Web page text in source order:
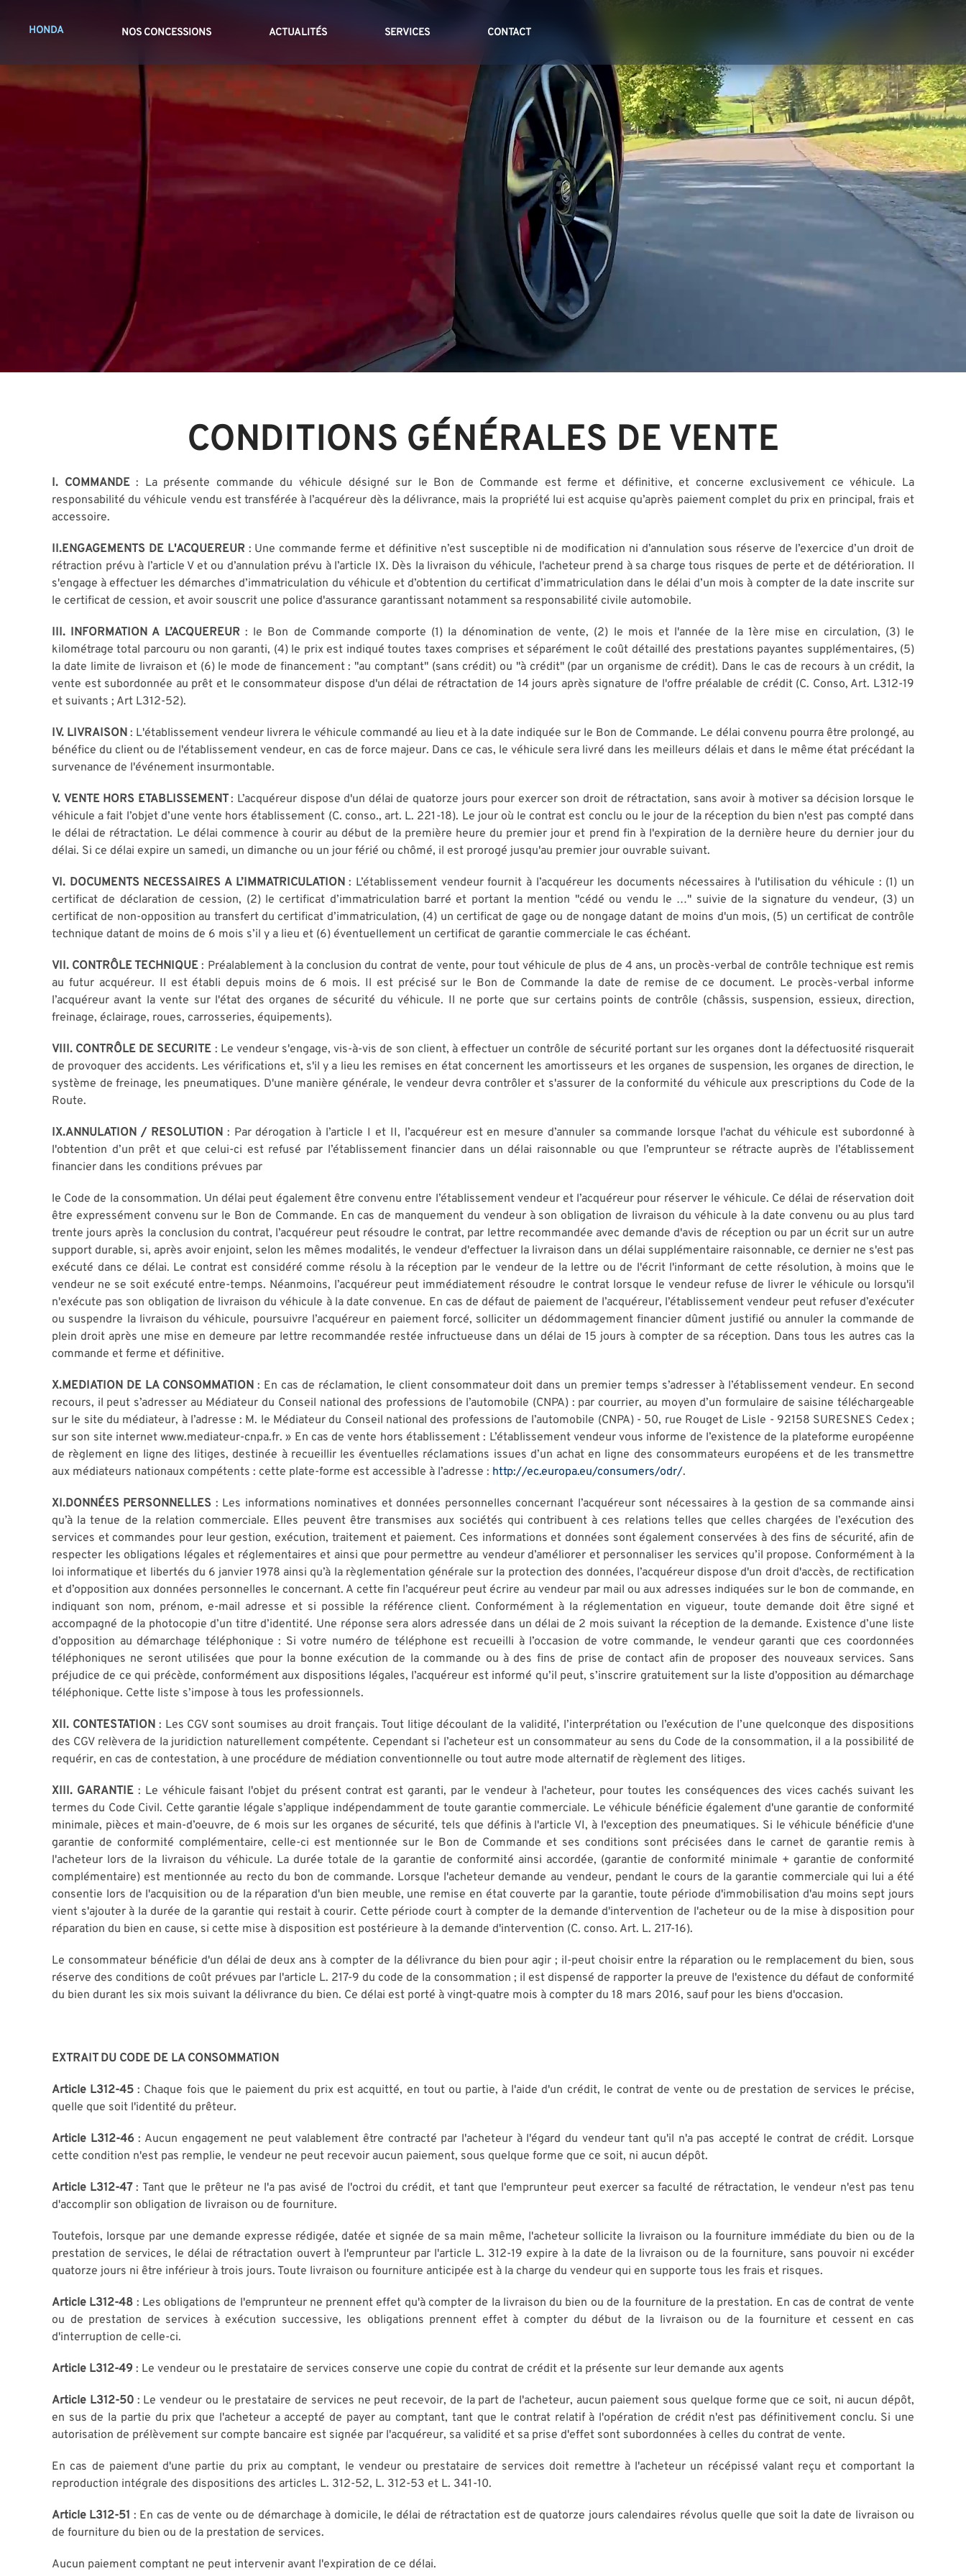
HONDA NOS CONCESSIONS ACTUALITÉS SERVICES CONTACT
CONDITIONS GÉNÉRALES DE VENTE
I. COMMANDE: La présente commande du véhicule désigné sur le Bon de Commande est ferme et définitive, et concerne exclusivement ce véhicule. La
responsabilité du véhicule vendu est transférée à l’acquéreur dès la délivrance, mais la propriété lui est acquise qu’après paiement complet du prix en principal, frais et
accessoire.
II.ENGAGEMENTS DE L'ACQUEREUR : Une commande ferme et définitive n’est susceptible ni de modification ni d’annulation sous réserve de l’exercice d’un droit de
rétraction prévu à l’article V et ou d’annulation prévu à l’article IX. Dès la livraison du véhicule, l'acheteur prend à sa charge tous risques de perte et de détérioration. Il
s'engage à effectuer les démarches d’immatriculation du véhicule et d’obtention du certificat d’immatriculation dans le délai d’un mois à compter de la date inscrite sur
le certificat de cession, et avoir souscrit une police d'assurance garantissant notamment sa responsabilité civile automobile.
III. INFORMATION A L’ACQUEREUR : le Bon de Commande comporte (1) la dénomination de vente, (2) le mois et l'année de la 1ère mise en circulation, (3) le
kilométrage total parcouru ou non garanti, (4) le prix est indiqué toutes taxes comprises et séparément le coût détaillé des prestations payantes supplémentaires, (5)
la date limite de livraison et (6) le mode de financement : "au comptant" (sans crédit) ou "à crédit" (par un organisme de crédit). Dans le cas de recours à un crédit, la
vente est subordonnée au prêt et le consommateur dispose d'un délai de rétractation de 14 jours après signature de l'offre préalable de crédit (C. Conso, Art. L312-19
et suivants ; Art L312-52).
IV. LIVRAISON : L'établissement vendeur livrera le véhicule commandé au lieu et à la date indiquée sur le Bon de Commande. Le délai convenu pourra être prolongé, au
bénéfice du client ou de l'établissement vendeur, en cas de force majeur. Dans ce cas, le véhicule sera livré dans les meilleurs délais et dans le même état précédant la
survenance de l'événement insurmontable.
V. VENTE HORS ETABLISSEMENT: L’acquéreur dispose d'un délai de quatorze jours pour exercer son droit de rétractation, sans avoir à motiver sa décision lorsque le
véhicule a fait l’objet d’une vente hors établissement (C. conso., art. L. 221-18). Le jour où le contrat est conclu ou le jour de la réception du bien n'est pas compté dans
le délai de rétractation. Le délai commence à courir au début de la première heure du premier jour et prend fin à l'expiration de la dernière heure du dernier jour du
délai. Si ce délai expire un samedi, un dimanche ou un jour férié ou chômé, il est prorogé jusqu'au premier jour ouvrable suivant.
VI. DOCUMENTS NECESSAIRES A L’IMMATRICULATION: L’établissement vendeur fournit à l’acquéreur les documents nécessaires à l'utilisation du véhicule : (1) un
certificat de déclaration de cession, (2) le certificat d’immatriculation barré et portant la mention "cédé ou vendu le …" suivie de la signature du vendeur, (3) un
certificat de non-opposition au transfert du certificat d’immatriculation, (4) un certificat de gage ou de nongage datant de moins d'un mois, (5) un certificat de contrôle
technique datant de moins de 6 mois s’il y a lieu et (6) éventuellement un certificat de garantie commerciale le cas échéant.
VII. CONTRÔLE TECHNIQUE: Préalablement à la conclusion du contrat de vente, pour tout véhicule de plus de 4 ans, un procès-verbal de contrôle technique est remis
au futur acquéreur. Il est établi depuis moins de 6 mois. Il est précisé sur le Bon de Commande la date de remise de ce document. Le procès-verbal informe
l’acquéreur avant la vente sur l'état des organes de sécurité du véhicule. Il ne porte que sur certains points de contrôle (châssis, suspension, essieux, direction,
freinage, éclairage, roues, carrosseries, équipements).
VIII. CONTRÔLE DE SECURITE : Le vendeur s'engage, vis-à-vis de son client, à effectuer un contrôle de sécurité portant sur les organes dont la défectuosité risquerait
de provoquer des accidents. Les vérifications et, s'il y a lieu les remises en état concernent les amortisseurs et les organes de suspension, les organes de direction, le
système de freinage, les pneumatiques. D'une manière générale, le vendeur devra contrôler et s'assurer de la conformité du véhicule aux prescriptions du Code de la
Route.
IX.ANNULATION / RESOLUTION : Par dérogation à l’article I et II, l’acquéreur est en mesure d’annuler sa commande lorsque l'achat du véhicule est subordonné à
l'obtention d’un prêt et que celui-ci est refusé par l’établissement financier dans un délai raisonnable ou que l’emprunteur se rétracte auprès de l’établissement
financier dans les conditions prévues par
le Code de la consommation. Un délai peut également être convenu entre l’établissement vendeur et l’acquéreur pour réserver le véhicule. Ce délai de réservation doit
être expressément convenu sur le Bon de Commande. En cas de manquement du vendeur à son obligation de livraison du véhicule à la date convenu ou au plus tard
trente jours après la conclusion du contrat, l’acquéreur peut résoudre le contrat, par lettre recommandée avec demande d'avis de réception ou par un écrit sur un autre
support durable, si, après avoir enjoint, selon les mêmes modalités, le vendeur d'effectuer la livraison dans un délai supplémentaire raisonnable, ce dernier ne s'est pas
exécuté dans ce délai. Le contrat est considéré comme résolu à la réception par le vendeur de la lettre ou de l'écrit l'informant de cette résolution, à moins que le
vendeur ne se soit exécuté entre-temps. Néanmoins, l’acquéreur peut immédiatement résoudre le contrat lorsque le vendeur refuse de livrer le véhicule ou lorsqu'il
n'exécute pas son obligation de livraison du véhicule à la date convenue. En cas de défaut de paiement de l’acquéreur, l’établissement vendeur peut refuser d’exécuter
ou suspendre la livraison du véhicule, poursuivre l’acquéreur en paiement forcé, solliciter un dédommagement financier dûment justifié ou annuler la commande de
plein droit après une mise en demeure par lettre recommandée restée infructueuse dans un délai de 15 jours à compter de sa réception. Dans tous les autres cas la
commande et ferme et définitive.
X.MEDIATION DE LA CONSOMMATION : En cas de réclamation, le client consommateur doit dans un premier temps s’adresser à l’établissement vendeur. En second
recours, il peut s’adresser au Médiateur du Conseil national des professions de l’automobile (CNPA) : par courrier, au moyen d’un formulaire de saisine téléchargeable
sur le site du médiateur, à l’adresse : M. le Médiateur du Conseil national des professions de l’automobile (CNPA) - 50, rue Rouget de Lisle - 92158 SURESNES Cedex ;
sur son site internet www.mediateur-cnpa.fr. » En cas de vente hors établissement : L’établissement vendeur vous informe de l’existence de la plateforme européenne
de règlement en ligne des litiges, destinée à recueillir les éventuelles réclamations issues d’un achat en ligne des consommateurs européens et de les transmettre
aux médiateurs nationaux compétents : cette plate-forme est accessible à l’adresse : http://ec.europa.eu/consumers/odr/.
XI.DONNÉES PERSONNELLES : Les informations nominatives et données personnelles concernant l’acquéreur sont nécessaires à la gestion de sa commande ainsi
qu’à la tenue de la relation commerciale. Elles peuvent être transmises aux sociétés qui contribuent à ces relations telles que celles chargées de l’exécution des
services et commandes pour leur gestion, exécution, traitement et paiement. Ces informations et données sont également conservées à des fins de sécurité, afin de
respecter les obligations légales et réglementaires et ainsi que pour permettre au vendeur d’améliorer et personnaliser les services qu’il propose. Conformément à la
loi informatique et libertés du 6 janvier 1978 ainsi qu’à la règlementation générale sur la protection des données, l’acquéreur dispose d'un droit d'accès, de rectification
et d’opposition aux données personnelles le concernant. A cette fin l’acquéreur peut écrire au vendeur par mail ou aux adresses indiquées sur le bon de commande, en
indiquant son nom, prénom, e-mail adresse et si possible la référence client. Conformément à la réglementation en vigueur, toute demande doit être signé et
accompagné de la photocopie d’un titre d’identité. Une réponse sera alors adressée dans un délai de 2 mois suivant la réception de la demande. Existence d’une liste
d’opposition au démarchage téléphonique : Si votre numéro de téléphone est recueilli à l’occasion de votre commande, le vendeur garanti que ces coordonnées
téléphoniques ne seront utilisées que pour la bonne exécution de la commande ou à des fins de prise de contact afin de proposer des nouveaux services. Sans
préjudice de ce qui précède, conformément aux dispositions légales, l’acquéreur est informé qu’il peut, s’inscrire gratuitement sur la liste d’opposition au démarchage
téléphonique. Cette liste s’impose à tous les professionnels.
XII. CONTESTATION : Les CGV sont soumises au droit français. Tout litige découlant de la validité, l’interprétation ou l’exécution de l’une quelconque des dispositions
des CGV relèvera de la juridiction naturellement compétente. Cependant si l’acheteur est un consommateur au sens du Code de la consommation, il a la possibilité de
requérir, en cas de contestation, à une procédure de médiation conventionnelle ou tout autre mode alternatif de règlement des litiges.
XIII. GARANTIE : Le véhicule faisant l'objet du présent contrat est garanti, par le vendeur à l'acheteur, pour toutes les conséquences des vices cachés suivant les
termes du Code Civil. Cette garantie légale s’applique indépendamment de toute garantie commerciale. Le véhicule bénéficie également d'une garantie de conformité
minimale, pièces et main-d’oeuvre, de 6 mois sur les organes de sécurité, tels que définis à l'article VI, à l'exception des pneumatiques. Si le véhicule bénéficie d'une
garantie de conformité complémentaire, celle-ci est mentionnée sur le Bon de Commande et ses conditions sont précisées dans le carnet de garantie remis à
l'acheteur lors de la livraison du véhicule. La durée totale de la garantie de conformité ainsi accordée, (garantie de conformité minimale + garantie de conformité
complémentaire) est mentionnée au recto du bon de commande. Lorsque l'acheteur demande au vendeur, pendant le cours de la garantie commerciale qui lui a été
consentie lors de l'acquisition ou de la réparation d'un bien meuble, une remise en état couverte par la garantie, toute période d'immobilisation d'au moins sept jours
vient s'ajouter à la durée de la garantie qui restait à courir. Cette période court à compter de la demande d'intervention de l'acheteur ou de la mise à disposition pour
réparation du bien en cause, si cette mise à disposition est postérieure à la demande d'intervention (C. conso. Art. L. 217-16).
Le consommateur bénéficie d'un délai de deux ans à compter de la délivrance du bien pour agir ; il-peut choisir entre la réparation ou le remplacement du bien, sous
réserve des conditions de coût prévues par l'article L. 217-9 du code de la consommation ; il est dispensé de rapporter la preuve de l'existence du défaut de conformité
du bien durant les six mois suivant la délivrance du bien. Ce délai est porté à vingt-quatre mois à compter du 18 mars 2016, sauf pour les biens d'occasion.
EXTRAIT DU CODE DE LA CONSOMMATION
Article L312-45 : Chaque fois que le paiement du prix est acquitté, en tout ou partie, à l'aide d'un crédit, le contrat de vente ou de prestation de services le précise,
quelle que soit l'identité du prêteur.
Article L312-46: Aucun engagement ne peut valablement être contracté par l'acheteur à l'égard du vendeur tant qu'il n'a pas accepté le contrat de crédit. Lorsque
cette condition n'est pas remplie, le vendeur ne peut recevoir aucun paiement, sous quelque forme que ce soit, ni aucun dépôt.
Article L312-47: Tant que le prêteur ne l'a pas avisé de l'octroi du crédit, et tant que l'emprunteur peut exercer sa faculté de rétractation, le vendeur n'est pas tenu
d'accomplir son obligation de livraison ou de fourniture.
Toutefois, lorsque par une demande expresse rédigée, datée et signée de sa main même, l'acheteur sollicite la livraison ou la fourniture immédiate du bien ou de la
prestation de services, le délai de rétractation ouvert à l'emprunteur par l'article L. 312-19 expire à la date de la livraison ou de la fourniture, sans pouvoir ni excéder
quatorze jours ni être inférieur à trois jours. Toute livraison ou fourniture anticipée est à la charge du vendeur qui en supporte tous les frais et risques.
Article L312-48 : Les obligations de l'emprunteur ne prennent effet qu'à compter de la livraison du bien ou de la fourniture de la prestation. En cas de contrat de vente
ou de prestation de services à exécution successive, les obligations prennent effet à compter du début de la livraison ou de la fourniture et cessent en cas
d'interruption de celle-ci.
Article L312-49 : Le vendeur ou le prestataire de services conserve une copie du contrat de crédit et la présente sur leur demande aux agents
Article L312-50: Le vendeur ou le prestataire de services ne peut recevoir, de la part de l'acheteur, aucun paiement sous quelque forme que ce soit, ni aucun dépôt,
en sus de la partie du prix que l'acheteur a accepté de payer au comptant, tant que le contrat relatif à l'opération de crédit n'est pas définitivement conclu. Si une
autorisation de prélèvement sur compte bancaire est signée par l'acquéreur, sa validité et sa prise d'effet sont subordonnées à celles du contrat de vente.
En cas de paiement d'une partie du prix au comptant, le vendeur ou prestataire de services doit remettre à l'acheteur un récépissé valant reçu et comportant la
reproduction intégrale des dispositions des articles L. 312-52, L. 312-53 et L. 341-10.
Article L312-51 : En cas de vente ou de démarchage à domicile, le délai de rétractation est de quatorze jours calendaires révolus quelle que soit la date de livraison ou
de fourniture du bien ou de la prestation de services.
Aucun paiement comptant ne peut intervenir avant l'expiration de ce délai.